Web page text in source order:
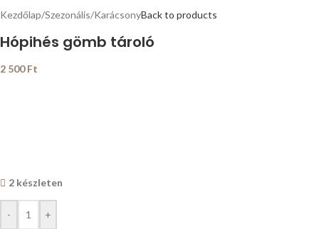
Kezdőlap/Szezonális/KarácsonyBack to products
Hópihés gömb tároló
2 500Ft
2 készleten
- +